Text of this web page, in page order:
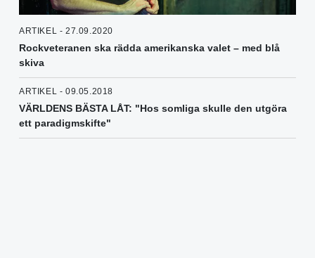
ARTIKEL - 27.09.2020
Rockveteranen ska rädda amerikanska valet – med blå
skiva
ARTIKEL - 09.05.2018
VÄRLDENS BÄSTA LÅT: "Hos somliga skulle den utgöra
ett paradigmskifte"